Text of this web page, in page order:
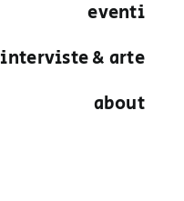
eventi
interviste & arte
about